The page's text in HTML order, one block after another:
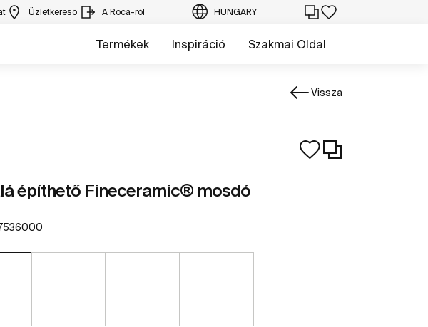
Üzletkereső A Roca-ról HUNGARY
Termékek Inspiráció Szakmai Oldal
Vissza
építhető Fineceramic® mosdó